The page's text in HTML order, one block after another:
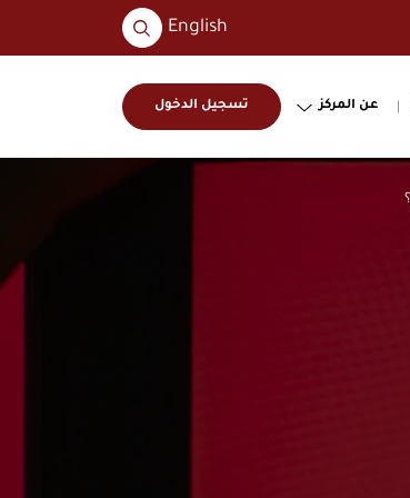
English
البحث
عن:
عن المركز تسجيل الدخول